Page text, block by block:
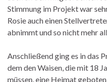
Stimmung im Projekt war
Rosie auch einen
abnimmt und so nicht mehr
Anschließend ging es in das
dem den Waisen, die mit 18
müssen, eine Heimat